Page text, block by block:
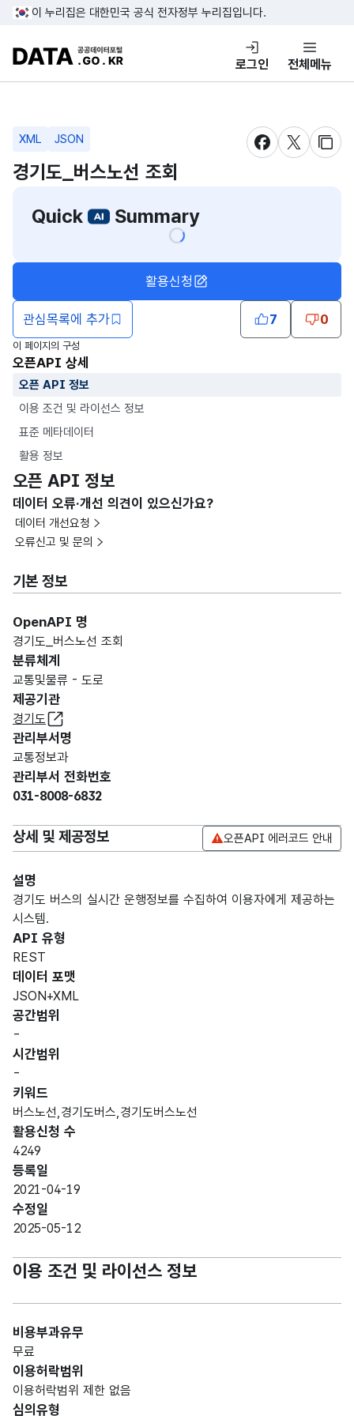
콘텐츠 바로가기
푸터 바로가기
이 누리집은 대한민국 공식 전자정부 누리집입니다.
DATA.GO.KR 공공데이터포털
로그인 전체메뉴
XML JSON
새창 열림새창 열림
새창
경기도_버스노선 조회
Quick
Summary
관심목록에 추가
활용신청
7 0
이 페이지의 구성
오픈API 상세
오픈 API 정보
이용 조건 및 라이선스 정보
표준 메타데이터
활용 정보
오픈 API 정보
데이터 오류·개선 의견이 있으신가요?
데이터 개선요청
오류신고 및 문의
기본 정보
OpenAPI 명
경기도_버스노선 조회
분류체계
교통및물류 - 도로
제공기관
경기도
관리부서명
교통정보과
관리부서 전화번호
031-8008-6832
상세 및 제공정보 오픈API 에러코드 안내
설명
경기도 버스의 실시간 운행정보를 수집하여 이용자에게 제공하는
시스템.
API 유형
REST
데이터 포맷
JSON+XML
공간범위
-
시간범위
-
키워드
버스노선,경기도버스,경기도버스노선
활용신청 수
4249
등록일
2021-04-19
수정일
2025-05-12
이용 조건 및 라이선스 정보
비용부과유무
무료
이용허락범위
이용허락범위 제한 없음
심의유형